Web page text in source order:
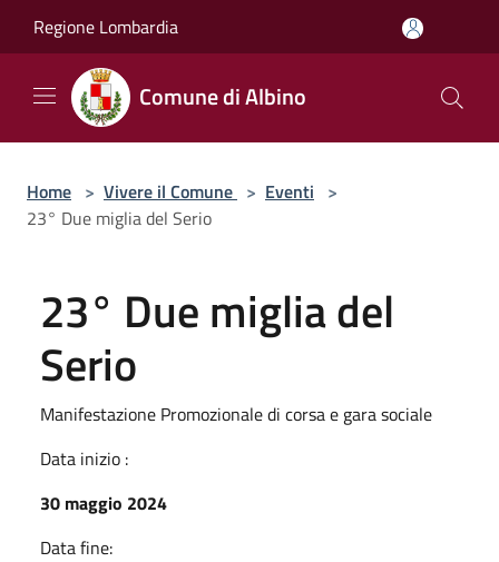
Regione Lombardia
Comune di Albino
Home > Vivere il Comune > Eventi >
23° Due miglia del Serio
23° Due miglia del
Serio
Manifestazione Promozionale di corsa e gara sociale
Data inizio :
30 maggio 2024
Data fine: